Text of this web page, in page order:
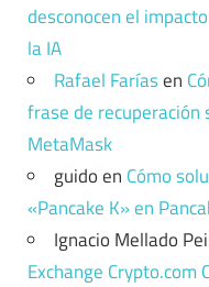
desconocen el
la IA
Rafael Faríasen
frase de recuperación
MetaMask
guidoen Cómo
«Pancake K» en
Ignacio Mellado
Exchange Crypto.com